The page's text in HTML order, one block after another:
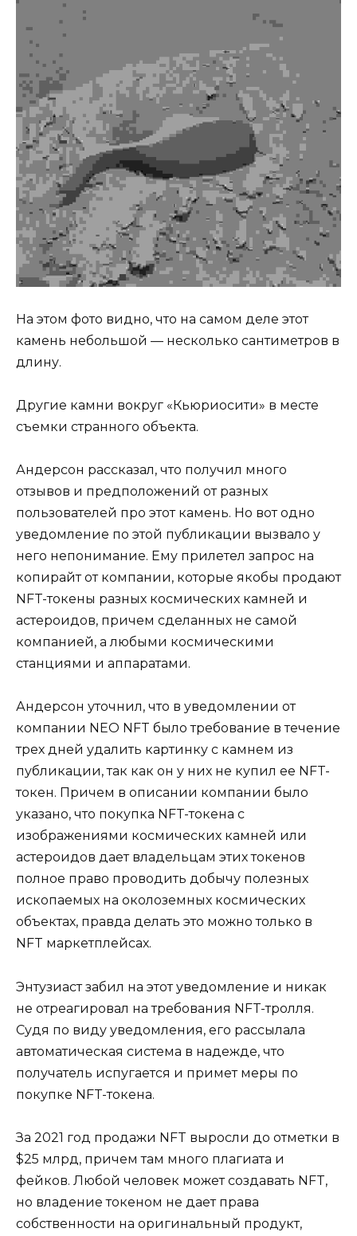
На этом фото видно, что на самом деле этот
камень небольшой — несколько сантиметров в
длину.
Другие камни вокруг «Кьюриосити» в месте
съемки странного объекта.
Андерсон рассказал, что получил много
отзывов и предположений от разных
пользователей про этот камень. Но вот одно
уведомление по этой публикации вызвало у
него непонимание. Ему прилетел запрос на
копирайт от компании, которые якобы продают
NFT-токены разных космических камней и
астероидов, причем сделанных не самой
компанией, а любыми космическими
станциями и аппаратами.
Андерсон уточнил, что в уведомлении от
компании NEO NFT было требование в течение
трех дней удалить картинку с камнем из
публикации, так как он у них не купил ее NFT-
токен. Причем в описании компании было
указано, что покупка NFT-токена с
изображениями космических камней или
астероидов дает владельцам этих токенов
полное право проводить добычу полезных
ископаемых на околоземных космических
объектах, правда делать это можно только в
NFT маркетплейсах.
Энтузиаст забил на этот уведомление и никак
не отреагировал на требования NFT-тролля.
Судя по виду уведомления, его рассылала
автоматическая система в надежде, что
получатель испугается и примет меры по
покупке NFT-токена.
За 2021 год продажи NFT выросли до отметки в
$25 млрд, причем там много плагиата и
фейков. Любой человек может создавать NFT,
но владение токеном не дает права
собственности на оригинальный продукт,